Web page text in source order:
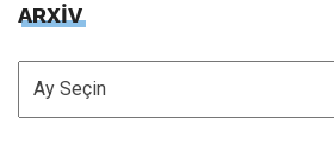
ARXİV
ARXİV